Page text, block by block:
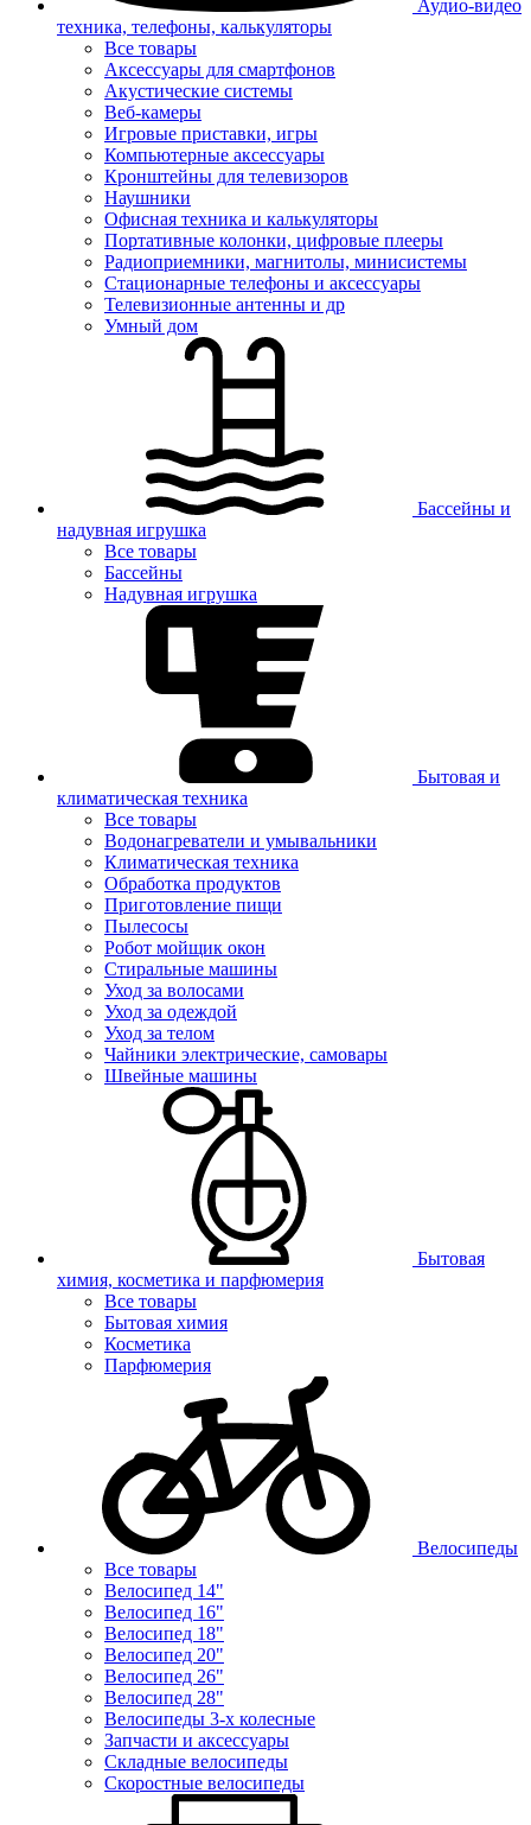
Аудио-видео
техника, телефоны, калькуляторы
Все товары
Аксессуары для смартфонов
Акустические системы
Веб-камеры
Игровые приставки, игры
Компьютерные аксессуары
Кронштейны для телевизоров
Наушники
Офисная техника и калькуляторы
Портативные колонки, цифровые плееры
Радиоприемники, магнитолы, минисистемы
Стационарные телефоны и аксессуары
Телевизионные антенны и др
Умный дом
Бассейны и
надувная игрушка
Все товары
Бассейны
Надувная игрушка
Бытовая и
климатическая техника
Все товары
Водонагреватели и умывальники
Климатическая техника
Обработка продуктов
Приготовление пищи
Пылесосы
Робот мойщик окон
Стиральные машины
Уход за волосами
Уход за одеждой
Уход за телом
Чайники электрические, самовары
Швейные машины
Бытовая
химия, косметика и парфюмерия
Все товары
Бытовая химия
Косметика
Парфюмерия
Велосипеды
Все товары
Велосипед 14"
Велосипед 16"
Велосипед 18"
Велосипед 20"
Велосипед 26"
Велосипед 28"
Велосипеды 3-х колесные
Запчасти и аксессуары
Складные велосипеды
Скоростные велосипеды